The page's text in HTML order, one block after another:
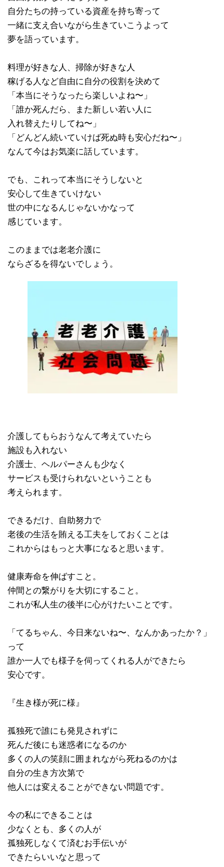
自分たちの持っている資産を持ち寄って
一緒に支え合いながら生きていこうよって
夢を語っています。
料理が好きな人、掃除が好きな人
稼げる人など自由に自分の役割を決めて
「本当にそうなったら楽しいよね〜」
「誰か死んだら、また新しい若い人に
入れ替えたりしてね〜」
「どんどん続いていけば死ぬ時も安心だね〜」
なんて今はお気楽に話しています。
でも、これって本当にそうしないと
安心して生きていけない
世の中になるんじゃないかなって
感じています。
このままでは老老介護に
ならざるを得ないでしょう。
介護してもらおうなんて考えていたら
施設も入れない
介護士、ヘルパーさんも少なく
サービスも受けられないということも
考えられます。
できるだけ、自助努力で
老後の生活を賄える工夫をしておくことは
これからはもっと大事になると思います。
健康寿命を伸ばすこと。
仲間との繋がりを大切にすること。
これが私人生の後半に心がけたいことです。
「てるちゃん、今日来ないね〜、なんかあったか？」
って
誰か一人でも様子を伺ってくれる人ができたら
安心です。
『生き様が死に様』
孤独死で誰にも発見されずに
死んだ後にも迷惑者になるのか
多くの人の笑顔に囲まれながら死ねるのかは
自分の生き方次第で
他人には変えることができない問題です。
今の私にできることは
少なくとも、多くの人が
孤独死しなくて済むお手伝いが
できたらいいなと思って